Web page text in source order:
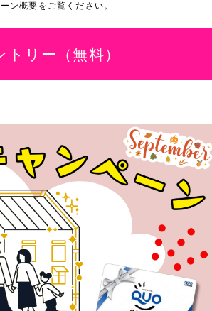
ン概要をご覧ください。
トリー（無料）